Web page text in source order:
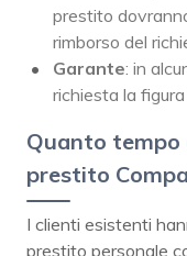
prestito
rimborso del
Garante: in
richiesta la
Quanto tempo
prestito
I clienti esistenti
prestito personale